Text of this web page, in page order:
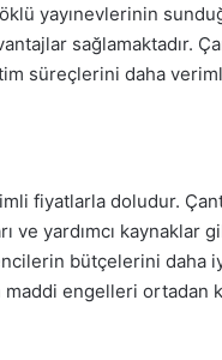
yayınevlerinin
sağlamaktadır.
süreçlerini daha
fiyatlarla doludur.
yardımcı kaynaklar
bütçelerini daha
engelleri ortadan